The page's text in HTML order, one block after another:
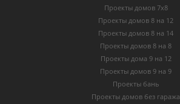
Проекты домов 7х8
Проекты домов 8 на 12
Проекты домов 8 на 14
Проекты домов 8 на 8
Проекты дома 9 на 12
Проекты домов 9 на 9
Проекты бань
Проекты домов без гаража